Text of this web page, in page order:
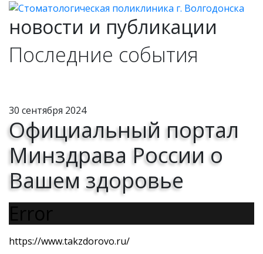
новости и публикации
Последние события
30 сентября 2024
Официальный портал
Минздрава России о
Вашем здоровье
Error
https://www.takzdorovo.ru/